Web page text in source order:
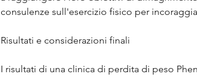
consulenze sull'esercizio fisico per
Risultati e considerazioni finali
I risultati di una clinica di perdita di peso